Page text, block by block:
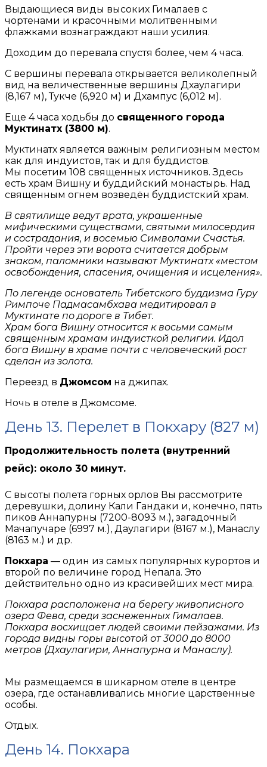
Выдающиеся виды высоких Гималаев с
чортенами и красочными молитвенными
флажками вознаграждают наши усилия.
Доходим до перевала спустя более, чем 4 часа.
С вершины перевала открывается великолепный
вид на величественные вершины Дхаулагири
(8,167 м), Тукче (6,920 м) и Дхампус (6,012 м).
Еще 4 часа ходьбы до священного города
Муктинатх (3800 м).
Муктинатх является важным религиозным местом
как для индуистов, так и для буддистов.
Мы посетим 108 священных источников. Здесь
есть храм Вишну и буддийский монастырь. Над
священным огнем возведён буддистский храм.
В святилище ведут врата, украшенные
мифическими существами, святыми милосердия
и сострадания, и восемью Символами Счастья.
Пройти через эти ворота считается добрым
знаком, паломники называют Муктинатх «местом
освобождения, спасения, очищения и исцеления».
По легенде основатель Тибетского буддизма Гуру
Римпоче Падмасамбхава медитировал в
Муктинате по дороге в Тибет.
Храм бога Вишну относится к восьми самым
священным храмам индуисткой религии. Идол
бога Вишну в храме почти с человеческий рост
сделан из золота.
Переезд в Джомсом на джипах.
Ночь в отеле в Джомсоме.
День 13. Перелет в Покхару (827 м)
Продолжительность полета (внутренний
рейс): около 30 минут.
С высоты полета горных орлов Вы рассмотрите
деревушки, долину Кали Гандаки и, конечно, пять
пиков Аннапурны (7200-8093 м.), загадочный
Мачапучаре (6997 м.), Даулагири (8167 м.), Манаслу
(8163 м.) и др.
Покхара — один из самых популярных курортов и
второй по величине город Непала. Это
действительно одно из красивейших мест мира.
Покхара расположена на берегу живописного
озера Фева, среди заснеженных Гималаев.
Покхара восхищает людей своими пейзажами. Из
города видны горы высотой от 3000 до 8000
метров (Дхаулагири, Аннапурна и Манаслу).
Мы размещаемся в шикарном отеле в центре
озера, где останавливались многие царственные
особы.
Отдых.
День 14. Покхара